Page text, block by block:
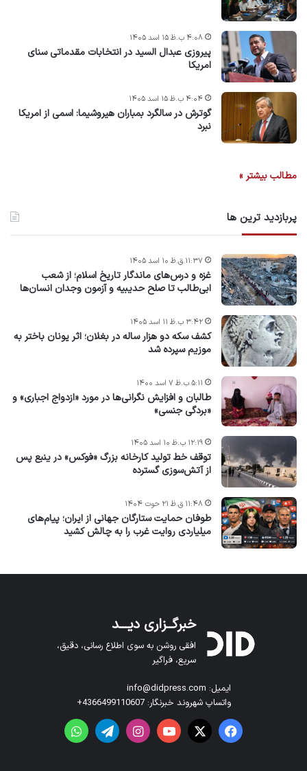
پیروزی عبدال السید در انتخابات مقدماتی سنای
امریکا
۴:۰۸ ب.ظ ۱۵ اسد ۱۴۰۵
گوترش در سالگرد بمباران هیروشیما: اسمی از امریکا
نبرد
۴:۰۴ ب.ظ ۱۵ اسد ۱۴۰۵
مطالب بیشتر »
پربازدید ترین ها
غزه و درس‌های ماندگار تاریخ اسلام؛ از شعب
ابی‌طالب تا صلح حدیبیه و آزمون وجدان انسان‌ها
۱۱:۳۷ ق.ظ ۱۰ اسد ۱۴۰۵
کشف سکه دو هزار ساله در بغلان؛ اثر یونان باختر به
موزیم سپرده شد
۳:۴۲ ب.ظ ۱۱ اسد ۱۴۰۵
طالبان و افزایش نگرانی‌ها در مورد «ازدواج اجباری» و
«بردگی جنسی»
۵:۱۱ ب.ظ ۷ اسد ۱۴۰۰
توقف خط تولید کارخانه بزرگ «فوکس» در ینبع پس
از آتش‌سوزی گسترده
۱۲:۱۹ ب.ظ ۱۰ اسد ۱۴۰۵
طوفان حمایت ستارگان جهانی از ایران؛ پیام‌های
میلیاردی روایت غرب را به چالش کشید
۱۱:۴۸ ق.ظ ۲۱ حوت ۱۴۰۴
خبرگــزاری دیـــد
افقی روشن به سوی اطلاع رسانی، دقیق،
سریع، فراگیر
ایمیل: info@didpress.com
واتساپ شهروند خبرنگار: 4366499110607+
فیس بوک X یوتیوباینستاگرامتلگرامواتس آپ